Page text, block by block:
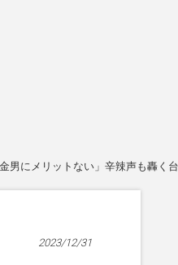
男にメリットない」辛辣声も轟く
2023/12/31